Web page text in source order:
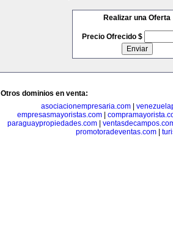
Realizar una Oferta
Precio Ofrecido $
Otros dominios en venta:
asociacionempresaria.com
empresasmayoristas.com|
paraguaypropiedades.com
promotoradeventas.com